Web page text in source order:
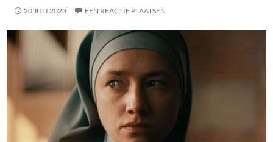
20 JULI 2023 EEN REACTIE PLAATSEN